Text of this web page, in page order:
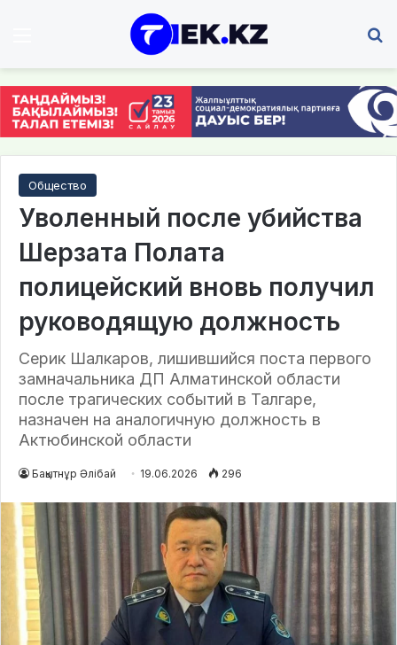
Общество
Уволенный после убийства
Шерзата Полата
полицейский вновь получил
руководящую должность
Серик Шалкаров, лишившийся поста первого
замначальника ДП Алматинской области
после трагических событий в Талгаре,
назначен на аналогичную должность в
Актюбинской области
Бақытнұр Әлібай 19.06.2026 296